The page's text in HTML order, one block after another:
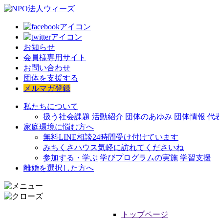
お知らせ
会員様専用サイト
お問い合わせ
団体を支援する
メルマガ登録
私たちについて
扱う社会課題 活動紹介 団体のあゆみ 団体情報 代
家庭環境に悩む方へ
無料LINE相談24時間受け付けています
みちくさハウス気軽に訪れてくださいね
参加する・学ぶ 学びプログラムの実施 学習支援
離婚を選択した方へ
トップページ